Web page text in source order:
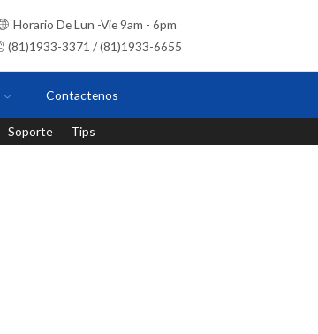
Horario De Lun -Vie 9am - 6pm
(81)1933-3371 / (81)1933-6655
Contactenos
Soporte Tips